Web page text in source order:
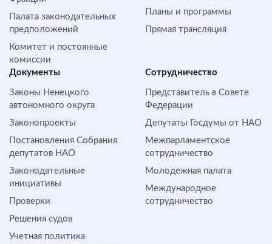
Палата законодательных
предположений
Комитет и постоянные
комиссии
Планы и программы
Прямая трансляция
Документы
Законы Ненецкого
автономного округа
Законопроекты
Постановления Собрания
депутатов НАО
Законодательные
инициативы
Проверки
Решения судов
Учетная политика
Сотрудничество
Представитель в Совете
Федерации
Депутаты Госдумы от НАО
Межпарламентское
сотрудничество
Молодежная палата
Международное
сотрудничество